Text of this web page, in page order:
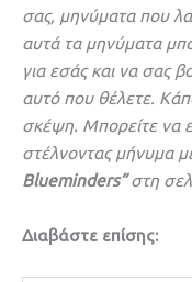
σας, μηνύματα που
αυτά τα μηνύματα
για εσάς και να σας
αυτό που θέλετε.
σκέψη. Μπορείτε να
στέλνοντας μήνυμα
Blueminders”στη
Διαβάστε επίσης: